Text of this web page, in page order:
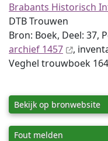
Brabants Historisch
DTB Trouwen
Bron: Boek, Deel: 37,
archief 1457
,
Veghel trouwboek
Bekijk op bronwebsite
Fout melden